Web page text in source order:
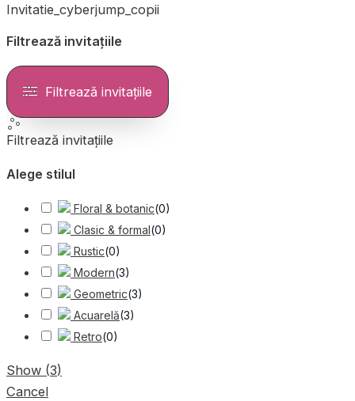
Invitatie_cyberjump_copii
Filtrează invitațiile
Filtrează invitațiile
Filtrează invitațiile
Alege stilul
Floral & botanic(0)
Clasic & formal(0)
Rustic(0)
Modern(3)
Geometric(3)
Acuarelă(3)
Retro(0)
Show (3)
Cancel